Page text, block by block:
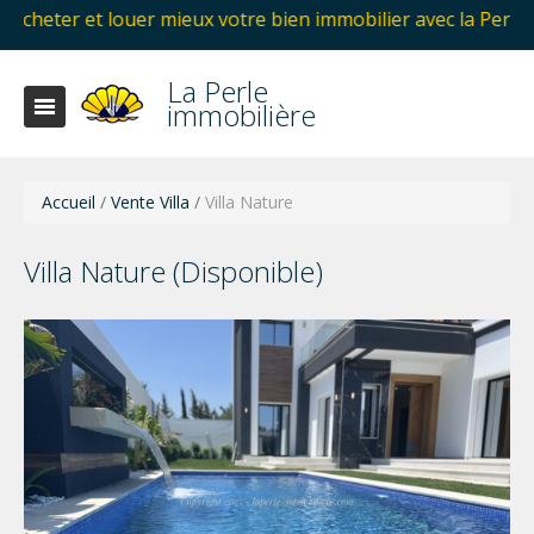
mieux votre bien immobilier avec la Perle immobilière
La Perle
immobilière
Accueil / Vente Villa / Villa Nature
Villa Nature (Disponible)